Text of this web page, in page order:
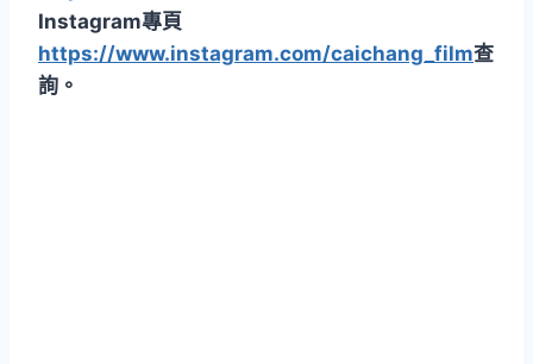
Instagram專頁
https://www.instagram.com/caichang_film查
詢。